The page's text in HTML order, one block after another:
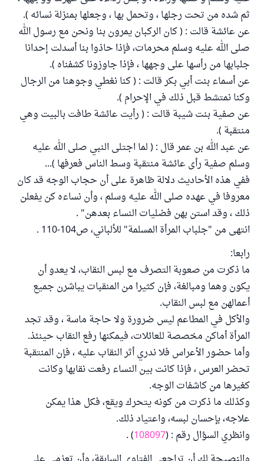
ثم شده من تحت رجلها ، وتحمل بها ، وجعلها بمنزلة نسائه ).
عن عائشة قالت : ( كان الركبان يمرون بنا ونحن مع رسول الله
صلى الله عليه وسلم محرمات، فإذا حاذوا بنا أسدلت إحدانا
جلبابها من رأسها على وجهها ، فإذا جاوزونا كشفناه ).
عن أسماء بنت أبي بكر قالت : ( كنا نغطي وجوهنا من الرجال
وكنا نمتشط قبل ذلك في الإحرام ).
عن صفية بنت شيبة قالت : ( رأيت عائشة طافت بالبيت وهي
منتقبة ).
عن عبد الله بن عمر قال : ( لما اجتلى النبي صلى الله عليه
وسلم صفية رأى عائشة منتقبة وسط الناس فعرفها )...
ففي هذه الأحاديث دلالة ظاهرة على أن حجاب الوجه قد كان
معروفا في عهده صلى الله عليه وسلم ، وأن نساءه كن يفعلن
ذلك ، وقد استن بهن فضليات النساء بعدهن" .
انتهى من "جلباب المرأة المسلمة" للألباني، ص104-110 .
رابعا:
ما ذكرت من صعوبة التصرف مع لبس النقاب، لا يعدو أن
يكون وهما ومبالغة، فإن كثيرا من المنقبات يباشرن جميع
أعمالهن مع لبس النقاب.
والأكل في المطاعم ليس ضرورة ولا حاجة ماسة ، وقد تجد
المرأة أماكن مخصصة للعائلات، فيمكنها رفع النقاب حينئذ.
وأما حضور الأعراس فلا ندري أثر النقاب عليه ، فإن المنتقبة
تحضر العرس ، فإذا كانت بين النساء رفعت نقابها وكانت
كغيرها من كاشفات الوجه.
وكذلك ما ذكرت من كونه يتحرك ويقع، فكل هذا يمكن
علاجه، بإحسان لبسه، واعتياد ذلك.
وانظري السؤال رقم : (108097
) .